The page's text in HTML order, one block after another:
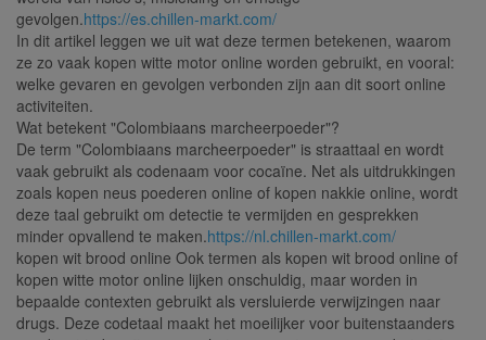
gevolgen.https://es.chillen-markt.com/
In dit artikel leggen we uit wat deze termen betekenen, waarom
ze zo vaak kopen witte motor online worden gebruikt, en vooral:
welke gevaren en gevolgen verbonden zijn aan dit soort online
activiteiten.
Wat betekent "Colombiaans marcheerpoeder"?
De term "Colombiaans marcheerpoeder" is straattaal en wordt
vaak gebruikt als codenaam voor cocaïne. Net als uitdrukkingen
zoals kopen neus poederen online of kopen nakkie online, wordt
deze taal gebruikt om detectie te vermijden en gesprekken
minder opvallend te maken.https://nl.chillen-markt.com/
kopen wit brood online Ook termen als kopen wit brood online of
kopen witte motor online lijken onschuldig, maar worden in
bepaalde contexten gebruikt als versluierde verwijzingen naar
drugs. Deze codetaal maakt het moeilijker voor buitenstaanders